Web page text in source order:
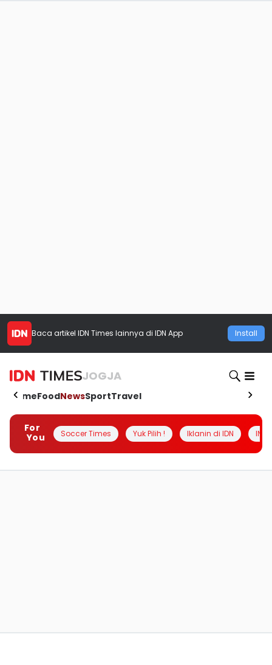
Baca artikel IDN Times lainnya di IDN App Install
JOGJA
HomeFoodNewsSportTravel
For
You
Soccer Times Yuk Pilih ! Iklanin di IDN